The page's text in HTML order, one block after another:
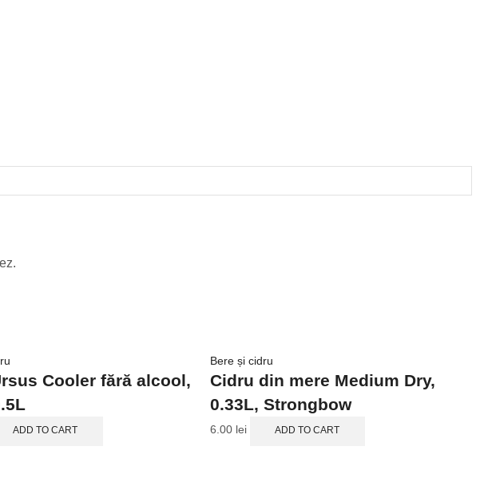
Cooler fără alcool,
ADD TO CART
Bere și cidru
Cidru din mere Medium Dry,
0.33L, Strongbow
6.00 lei ADD TO CART